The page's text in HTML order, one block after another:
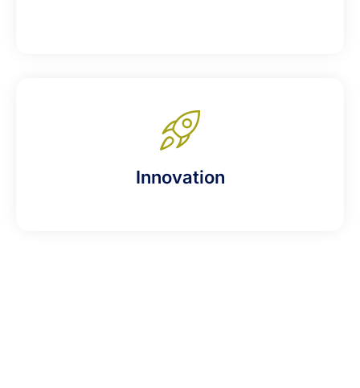
Innovation